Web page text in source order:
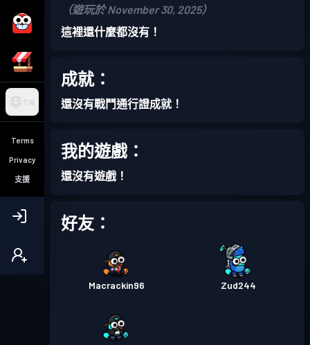
TW
Terms
Privacy
支援
（遊玩於 November 30, 2025）
這裡還什麼都沒有！
成就：
還沒有戰鬥通行證成就！
我的遊戲：
還沒有遊戲！
好友：
Macrackin96 Zud244